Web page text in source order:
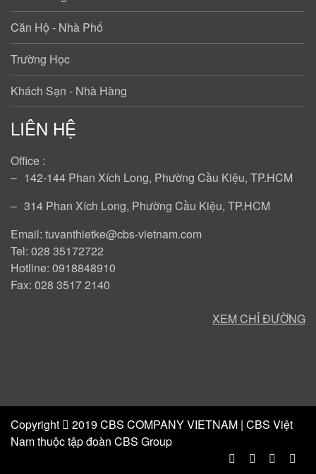
Căn Hộ - Nhà Phố
Trường Học
Khách Sạn - Nhà Hàng
LIÊN HỆ
Office :
‒ 142-144 Phan Xích Long, Phường Cầu Kiệu, TP.HCM
‒ 314 Phan Xích Long, Phường Cầu Kiệu, TP.HCM
Email: tuvanthietke@cbs-vietnam.com
Tel: 028 35172722
Hotline: 0918848910
Fax: 028 3517 2140
XEM CHỈ ĐƯỜNG
Copyright
2019 CBS COMPANY VIETNAM | CBS Việt
Nam thuộc tập đoàn CBS Group